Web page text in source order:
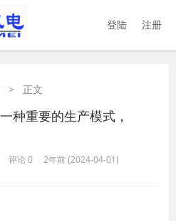
登陆 注册
> 正文
种重要的生产模式，
评论 0 2年前 (2024-04-01)